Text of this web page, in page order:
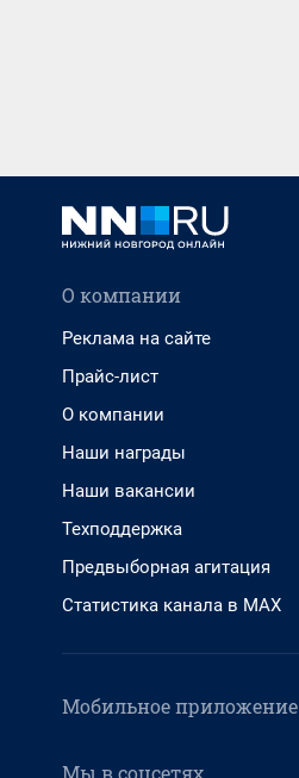
О компании
Реклама на сайте
Прайс-лист
О компании
Наши награды
Наши вакансии
Техподдержка
Предвыборная агитация
Статистика канала в MAX
Мобильное приложение
Мы в соцсетях